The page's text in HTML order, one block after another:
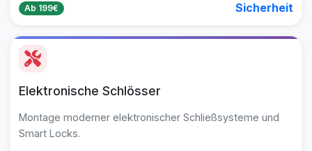
Ab 199€ Sicherheit
Elektronische Schlösser
Montage moderner elektronischer Schließsysteme und
Smart Locks.